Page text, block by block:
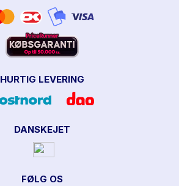
HURTIG LEVERING
DANSKEJET
FØLG OS